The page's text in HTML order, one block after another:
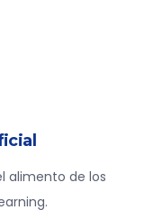
alimento de los